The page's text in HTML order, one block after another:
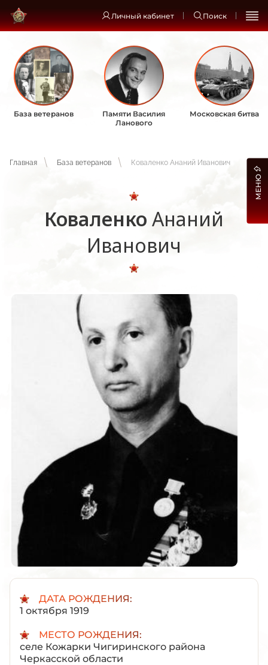
Личный кабинет Поиск
База ветеранов
Памяти Василия
Ланового
Московская битва
Главная База ветеранов Коваленко Ананий Иванович
Коваленко Ананий
Иванович
ДАТА РОЖДЕНИЯ:
1 октября 1919
МЕСТО РОЖДЕНИЯ:
селе Кожарки Чигиринского района
Черкасской области
МЕНЮ